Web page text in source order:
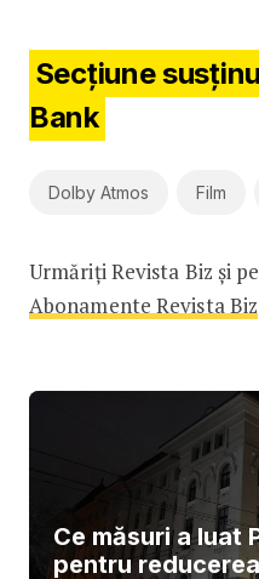
Secțiune
Bank
Dolby Atmos Film
Urmăriți Revista Biz și pe
Abonamente Revista Biz
Ce măsuri a luat
pentru